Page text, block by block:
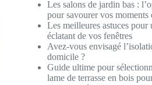
Les salons de jardin bas :
pour savourer vos moments
Les meilleures astuces pour
éclatant de vos fenêtres
Avez-vous envisagé
domicile ?
Guide ultime pour
lame de terrasse en bois